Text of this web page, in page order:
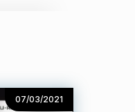
07/03/2021